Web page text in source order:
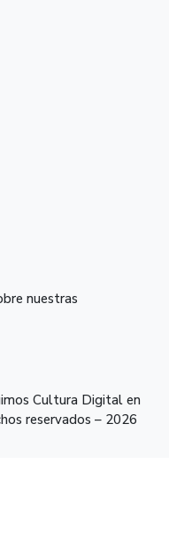
nuestras
Cultura Digital en
reservados – 2026